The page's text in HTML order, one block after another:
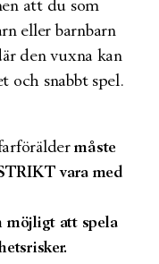
att du som
eller barnbarn
den vuxna kan
och snabbt spel.
måste
vara med
möjligt att spela